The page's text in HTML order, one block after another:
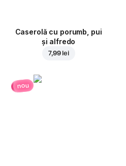
Caserolă cu porumb, pui
și alfredo
7,99 lei
nou